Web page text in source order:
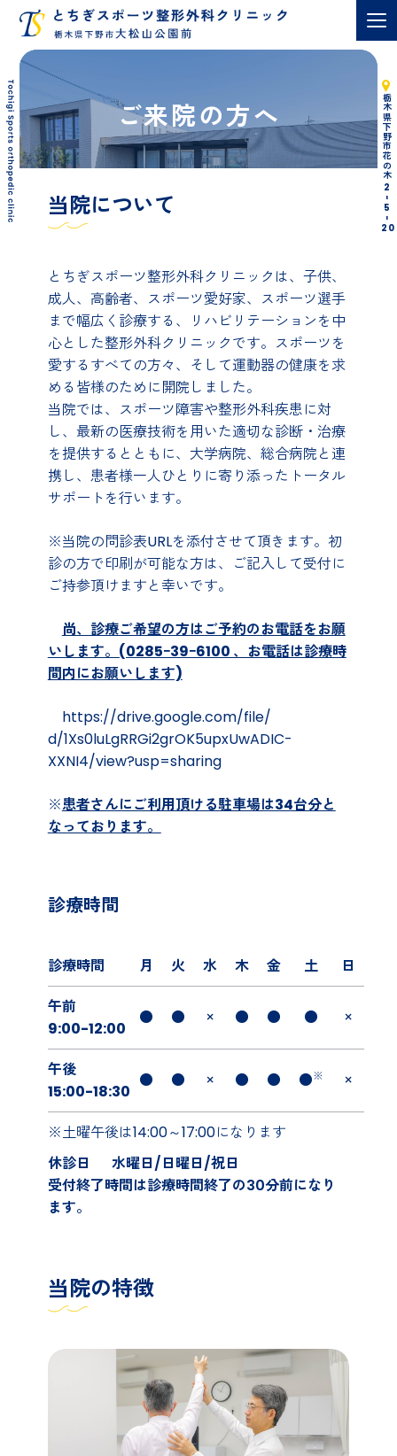
ご来院の方へ 栃木県下野市花の木
2
-
5
-
20
当院について
とちぎスポーツ整形外科クリニックは、子供、
成人、高齢者、スポーツ愛好家、スポーツ選手
まで幅広く診療する、リハビリテーションを中
心とした整形外科クリニックです。スポーツを
愛するすべての方々、そして運動器の健康を求
める皆様のために開院しました。
当院では、スポーツ障害や整形外科疾患に対
し、最新の医療技術を用いた適切な診断・治療
を提供するとともに、大学病院、総合病院と連
携し、患者様一人ひとりに寄り添ったトータル
サポートを行います。
※当院の問診表URLを添付させて頂きます。初
診の方で印刷が可能な方は、ご記入して受付に
ご持参頂けますと幸いです。
尚、診療ご希望の方はご予約のお電話をお願
いします。(0285ｰ39ｰ6100 、お電話は診療時
間内にお願いします)
https://drive.google.com/file/
d/1Xs0luLgRRGi2grOK5upxUwADIC-
XXNI4/view?usp=sharing
※患者さんにご利用頂ける駐車場は34台分と
なっております。
診療時間
診療時間 月 火 水 木 金 土
日
午前
9:00-12:00
● ● × ● ● ● ×
午後
15:00-18:30
● ● × ● ● ●※ ×
※土曜午後は14:00～17:00になります
休診日
水曜日/日曜日/祝日
受付終了時間は診療時間終了の30分前になり
ます。
当院の特徴